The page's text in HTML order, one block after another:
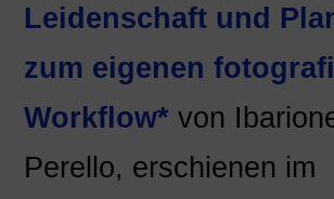
Leidenschaft und
zum eigenen
Workflow* von
Perello, erschienen im